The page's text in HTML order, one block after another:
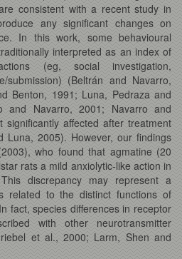
consistent with a recent study in
any significant changes on
In this work, some behavioural
interpreted as an index of
actions (eg, social investigation,
submission) (Beltrán and Navarro,
Benton, 1991; Luna, Pedraza and
and Navarro, 2001; Navarro and
significantly affected after treatment
Luna, 2005). However, our findings
who found that agmatine (20
rats a mild anxiolytic-like action in
discrepancy may represent a
related to the distinct functions of
fact, species differences in receptor
with other neurotransmitter
et al., 2000; Larm, Shen and